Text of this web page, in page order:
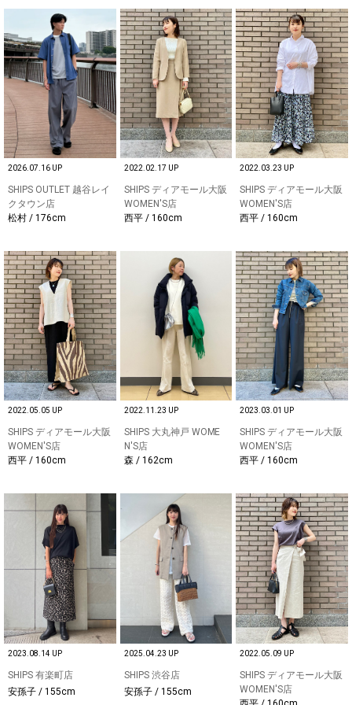
2026.07.16 UP
SHIPS OUTLET 越谷レイ
クタウン店
松村 / 176cm
2022.02.17 UP
SHIPS ディアモール大阪
WOMEN'S店
西平 / 160cm
2022.03.23 UP
SHIPS ディアモール大阪
WOMEN'S店
西平 / 160cm
2022.05.05 UP
SHIPS ディアモール大阪
WOMEN'S店
西平 / 160cm
2022.11.23 UP
SHIPS 大丸神戸 WOME
N'S店
森 / 162cm
2023.03.01 UP
SHIPS ディアモール大阪
WOMEN'S店
西平 / 160cm
2023.08.14 UP
SHIPS 有楽町店
安孫子 / 155cm
2025.04.23 UP
SHIPS 渋谷店
安孫子 / 155cm
2022.05.09 UP
SHIPS ディアモール大阪
WOMEN'S店